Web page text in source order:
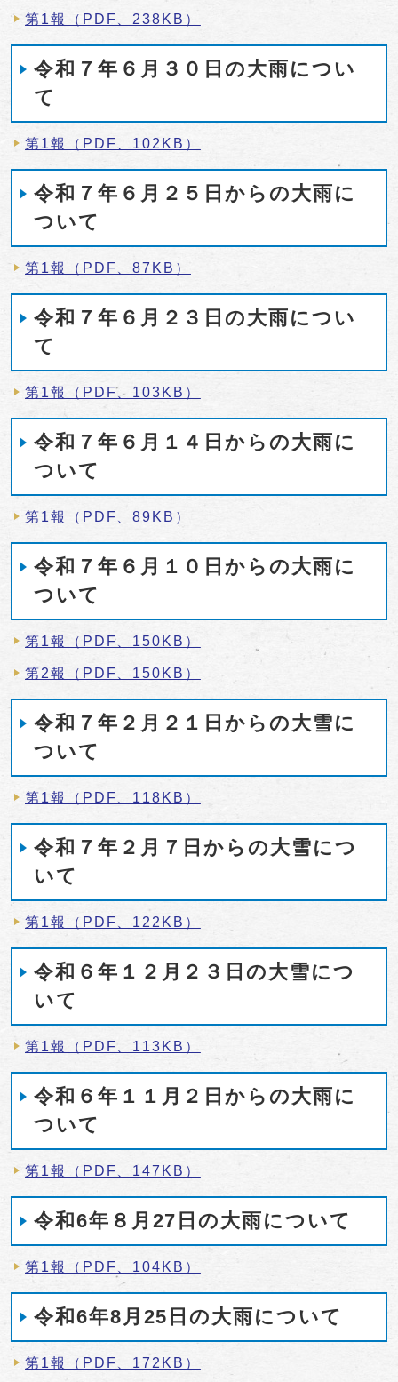
第1報（PDF、238KB）
令和７年６月３０日の大雨につい
て
第1報（PDF、102KB）
令和７年６月２５日からの大雨に
ついて
第1報（PDF、87KB）
令和７年６月２３日の大雨につい
て
第1報（PDF、103KB）
令和７年６月１４日からの大雨に
ついて
第1報（PDF、89KB）
令和７年６月１０日からの大雨に
ついて
第1報（PDF、150KB）
第2報（PDF、150KB）
令和７年２月２１日からの大雪に
ついて
第1報（PDF、118KB）
令和７年２月７日からの大雪につ
いて
第1報（PDF、122KB）
令和６年１２月２３日の大雪につ
いて
第1報（PDF、113KB）
令和６年１１月２日からの大雨に
ついて
第1報（PDF、147KB）
令和6年８月27日の大雨について
第1報（PDF、104KB）
令和6年8月25日の大雨について
第1報（PDF、172KB）